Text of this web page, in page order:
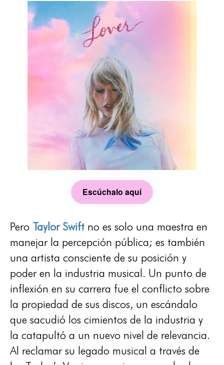
Escúchalo aquí
Pero Taylor Swift no es solo una maestra en
manejar la percepción pública; es también
una artista consciente de su posición y
poder en la industria musical. Un punto de
inflexión en su carrera fue el conflicto sobre
la propiedad de sus discos, un escándalo
que sacudió los cimientos de la industria y
la catapultó a un nuevo nivel de relevancia.
Al reclamar su legado musical a través de